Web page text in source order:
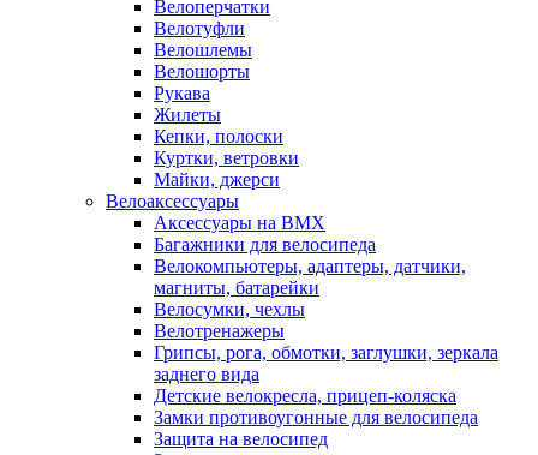
Велоперчатки
Велотуфли
Велошлемы
Велошорты
Рукава
Жилеты
Кепки, полоски
Куртки, ветровки
Майки, джерси
Велоаксессуары
Аксессуары на BMX
Багажники для велосипеда
Велокомпьютеры, адаптеры, датчики,
магниты, батарейки
Велосумки, чехлы
Велотренажеры
Грипсы, рога, обмотки, заглушки, зеркала
заднего вида
Детские велокресла, прицеп-коляска
Замки противоугонные для велосипеда
Защита на велосипед